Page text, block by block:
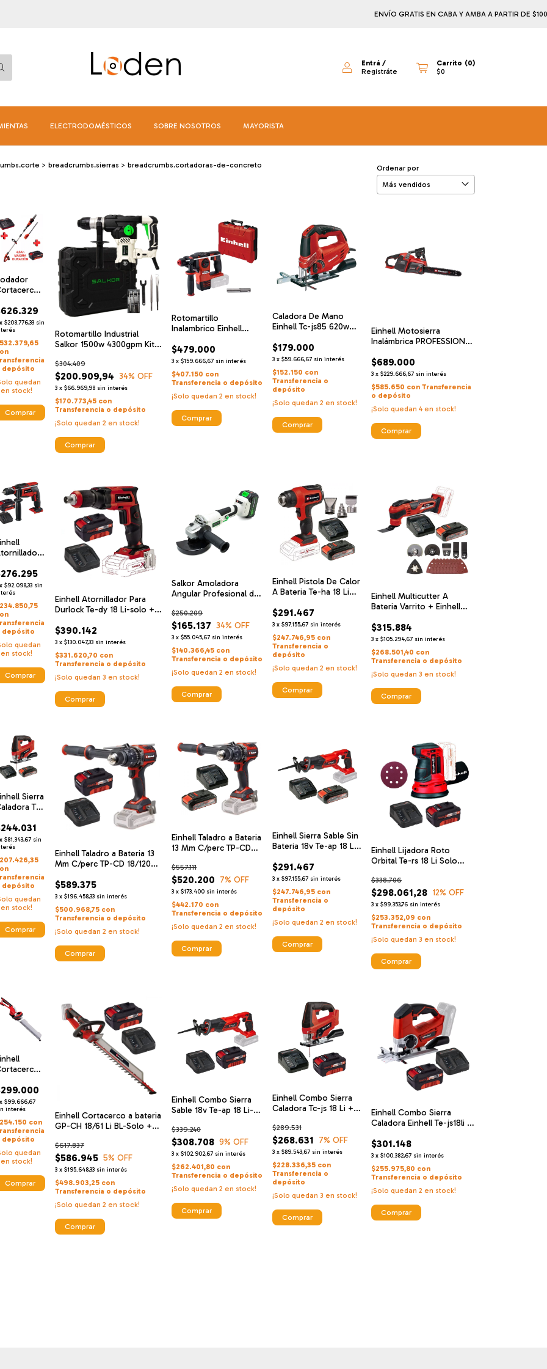
ENVÍO GRATIS EN CABA Y AMBA A PARTIR DE $100.000
Entrá /
Registráte
Carrito (0)
$0
ELECTRODOMÉSTICOS SOBRE NOSOTROS MAYORISTA
> breadcrumbs.sierras > breadcrumbs.cortadoras-de-concreto Ordenar por
+
+
x $208.776,33 sin
depósito
quedan
en stock!
Rotomartillo Industrial
Salkor 1500w 4300gpm Kit
$200.909,94
$304.409
34% OFF
3 x $66.969,98 sin interés
$170.773,45 con
Transferencia o depósito
¡Solo quedan 2 en stock!
Comprar
Rotomartillo
Inalambrico Einhell
Rotativo
$479.000
3 x $159.666,67 sin interés
$407.150 con
Transferencia o depósito
¡Solo quedan 2 en stock!
Comprar
Caladora De Mano
Einhell Tc-js85 620w
$179.000
3 x $59.666,67 sin interés
$152.150 con
Transferencia o
depósito
¡Solo quedan 2 en stock!
Comprar
Einhell Motosierra
Inalámbrica PROFESSIONAL
$689.000
3 x $229.666,67 sin interés
$585.650 con Transferencia
o depósito
¡Solo quedan 4en stock!
C/per
cd 18
Classic
Einhell
De
Y
18 V
Ah
x $92.098,33 sin
depósito
quedan
stock!
Einhell Atornillador Para
Durlock Te-dy 18 Li-solo +
Velocidad Y Bateria 18 V 4
Ah
$390.142
3 x $130.047,33 sin interés
$331.620,70 con
Transferencia o depósito
¡Solo quedan 3 en stock!
Salkor Amoladora
Angular Profesional de
$165.137
$250.209
34% OFF
3 x $55.045,67 sin interés
$140.366,45 con
Transferencia o depósito
¡Solo quedan 2 en stock!
Einhell Pistola De Calor
A Bateria Te-ha 18 Li
Cargador De Alta
Velocidad Y Bateria 18
V 2.5 Ah
$291.467
3 x $97.155,67 sin interés
$247.746,95 con
Transferencia o
depósito
¡Solo quedan 2 en stock!
Einhell Multicutter A
Bateria Varrito + Einhell
Velocidad Y Bateria 18 V
2.5 Ah
$315.884
3 x $105.294,67 sin interés
$268.501,40 con
Transferencia o depósito
¡Solo quedan 3 en stock!
Sierra
Tc-
Bateria
+ Einhell
De
Y
18 V
Ah
x $81.343,67 sin
depósito
quedan
en stock!
Einhell Taladro a Bateria 13
Mm C/perc TP-CD 18/120
Einhell Cargador De Alta
Velocidad Y Bateria 18 V 4
Ah
$589.375
3 x $196.458,33 sin interés
$500.968,75 con
Transferencia o depósito
¡Solo quedan 2 en stock!
Einhell Taladro a Bateria
13 Mm C/perc TP-CD
Brushless + Einhell
Cargador De Alta
Velocidad Y Bateria 18 V
2.5 Ah
$520.200
$557.111
7% OFF
3 x $173.400 sin interés
$442.170 con
Transferencia o depósito
¡Solo quedan 2 en stock!
Einhell Sierra Sable Sin
Bateria 18v Te-ap 18 Li-
Cargador De Alta
Velocidad Y Bateria 18
V 2.5 Ah
$291.467
3 x $97.155,67 sin interés
$247.746,95 con
Transferencia o
depósito
¡Solo quedan 2 en stock!
Einhell Lijadora Roto
Orbital Te-rs 18 Li Solo
Cargador De Alta
Velocidad Y Bateria 18 V 4
Ah
$298.061,28
$338.706
12% OFF
3 x $99.353,76 sin interés
$253.352,09 con
Transferencia o depósito
¡Solo quedan 3 en stock!
Espada 56
Ge-eh
x $99.666,67
interés
con
depósito
quedan
en stock!
Einhell Cortacerco a bateria
GP-CH 18/61 Li BL-Solo +
Velocidad Y Bateria 18 V 4
Ah
$586.945
$617.837
5% OFF
3 x $195.648,33 sin interés
$498.903,25 con
Transferencia o depósito
¡Solo quedan 2 en stock!
Einhell Combo Sierra
Sable 18v Te-ap 18 Li-
$308.708
$339.240
9% OFF
3 x $102.902,67 sin interés
$262.401,80 con
Transferencia o depósito
¡Solo quedan 2 en stock!
Einhell Combo Sierra
Caladora Tc-js 18 Li +
$268.631
$289.531
7% OFF
3 x $89.543,67 sin interés
$228.336,35 con
Transferencia o
depósito
¡Solo quedan 3 en stock!
Einhell Combo Sierra
Caladora Einhell Te-js18li +
$301.148
3 x $100.382,67 sin interés
$255.975,80 con
Transferencia o depósito
¡Solo quedan 2 en stock!